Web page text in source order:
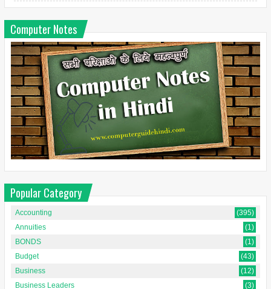
Computer Notes
Popular Category
Accounting
(395)
Annuities
(1)
BONDS
(1)
Budget
(43)
Business
(12)
Business Leaders
(3)